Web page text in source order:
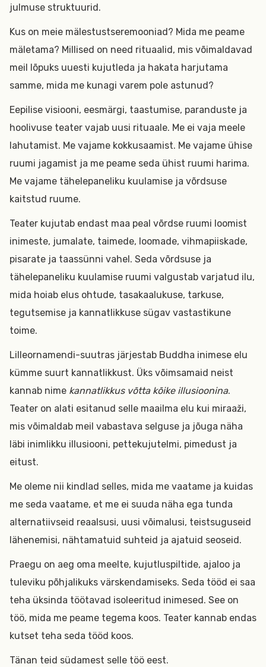
julmuse struktuurid.
Kus on meie mälestustseremooniad? Mida me peame
mäletama? Millised on need rituaalid, mis võimaldavad
meil lõpuks uuesti kujutleda ja hakata harjutama
samme, mida me kunagi varem pole astunud?
Eepilise visiooni, eesmärgi, taastumise, paranduste ja
hoolivuse teater vajab uusi rituaale. Me ei vaja meele
lahutamist. Me vajame kokkusaamist. Me vajame ühise
ruumi jagamist ja me peame seda ühist ruumi harima.
Me vajame tähelepaneliku kuulamise ja võrdsuse
kaitstud ruume.
Teater kujutab endast maa peal võrdse ruumi loomist
inimeste, jumalate, taimede, loomade, vihmapiiskade,
pisarate ja taassünni vahel. Seda võrdsuse ja
tähelepaneliku kuulamise ruumi valgustab varjatud ilu,
mida hoiab elus ohtude, tasakaalukuse, tarkuse,
tegutsemise ja kannatlikkuse sügav vastastikune
toime.
Lilleornamendi-suutras järjestab Buddha inimese elu
kümme suurt kannatlikkust. Üks võimsamaid neist
kannab nime kannatlikkus võtta kõike illusioonina.
Teater on alati esitanud selle maailma elu kui miraaži,
mis võimaldab meil vabastava selguse ja jõuga näha
läbi inimlikku illusiooni, pettekujutelmi, pimedust ja
eitust.
Me oleme nii kindlad selles, mida me vaatame ja kuidas
me seda vaatame, et me ei suuda näha ega tunda
alternatiivseid reaalsusi, uusi võimalusi, teistsuguseid
lähenemisi, nähtamatuid suhteid ja ajatuid seoseid.
Praegu on aeg oma meelte, kujutluspiltide, ajaloo ja
tuleviku põhjalikuks värskendamiseks. Seda tööd ei saa
teha üksinda töötavad isoleeritud inimesed. See on
töö, mida me peame tegema koos. Teater kannab endas
kutset teha seda tööd koos.
Tänan teid südamest selle töö eest.